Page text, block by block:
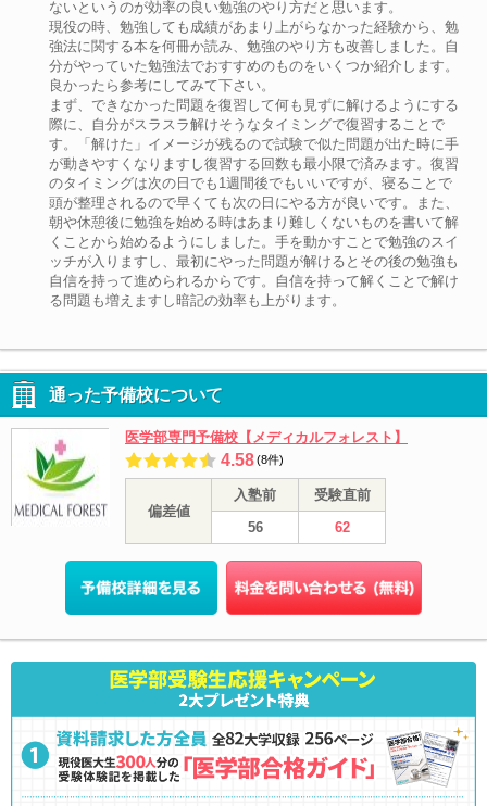
ないというのが効率の良い勉強のやり方だと思います。
現役の時、勉強しても成績があまり上がらなかった経験から、勉
強法に関する本を何冊か読み、勉強のやり方も改善しました。自
分がやっていた勉強法でおすすめのものをいくつか紹介します。
良かったら参考にしてみて下さい。
まず、できなかった問題を復習して何も見ずに解けるようにする
際に、自分がスラスラ解けそうなタイミングで復習することで
す。「解けた」イメージが残るので試験で似た問題が出た時に手
が動きやすくなりますし復習する回数も最小限で済みます。復習
のタイミングは次の日でも1週間後でもいいですが、寝ることで
頭が整理されるので早くても次の日にやる方が良いです。また、
朝や休憩後に勉強を始める時はあまり難しくないものを書いて解
くことから始めるようにしました。手を動かすことで勉強のスイ
ッチが入りますし、最初にやった問題が解けるとその後の勉強も
自信を持って進められるからです。自信を持って解くことで解け
る問題も増えますし暗記の効率も上がります。
通った予備校について
医学部専門予備校【メディカルフォレスト】
4.58(8件)
偏差値
入塾前
受験直前
56
62